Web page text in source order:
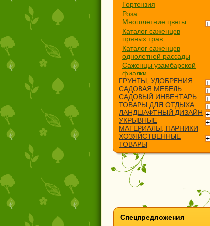
Гортензия
Роза
Многолетние цветы
Каталог саженцев
пряных трав
Каталог саженцев
однолетней рассады
Саженцы узамбарской
фиалки
ГРУНТЫ, УДОБРЕНИЯ
САДОВАЯ МЕБЕЛЬ
САДОВЫЙ ИНВЕНТАРЬ
ТОВАРЫ ДЛЯ ОТДЫХА
ЛАНДШАФТНЫЙ ДИЗАЙН
УКРЫВНЫЕ
МАТЕРИАЛЫ, ПАРНИКИ
ХОЗЯЙСТВЕННЫЕ
ТОВАРЫ
Спецпредложения